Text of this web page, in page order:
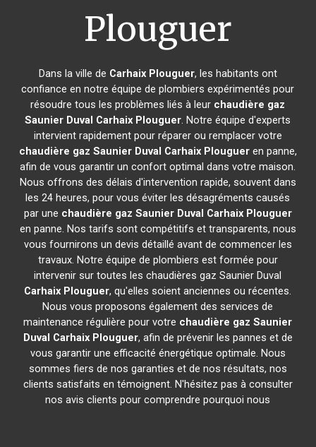
Plouguer
Dans la ville de Carhaix Plouguer, les habitants ont
confiance en notre équipe de plombiers expérimentés pour
résoudre tous les problèmes liés à leur chaudière gaz
Saunier Duval Carhaix Plouguer. Notre équipe d'experts
intervient rapidement pour réparer ou remplacer votre
chaudière gaz Saunier Duval Carhaix Plougueren panne,
afin de vous garantir un confort optimal dans votre maison.
Nous offrons des délais d'intervention rapide, souvent dans
les 24 heures, pour vous éviter les désagréments causés
par une chaudière gaz Saunier Duval Carhaix Plouguer
en panne. Nos tarifs sont compétitifs et transparents, nous
vous fournirons un devis détaillé avant de commencer les
travaux. Notre équipe de plombiers est formée pour
intervenir sur toutes les chaudières gaz Saunier Duval
Carhaix Plouguer, qu'elles soient anciennes ou récentes.
Nous vous proposons également des services de
maintenance régulière pour votre chaudière gaz Saunier
Duval Carhaix Plouguer, afin de prévenir les pannes et de
vous garantir une efficacité énergétique optimale. Nous
sommes fiers de nos garanties et de nos résultats, nos
clients satisfaits en témoignent. N'hésitez pas à consulter
nos avis clients pour comprendre pourquoi nous